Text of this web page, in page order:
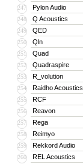
247 Pylon Audio
248 Q Acoustics
249 QED
250 Qln
251 Quad
252 Quadraspire
253 R_volution
254 Raidho Acoustics
255 RCF
256 Reavon
257 Rega
258 Reimyo
259 Rekkord Audio
260 REL Acoustics